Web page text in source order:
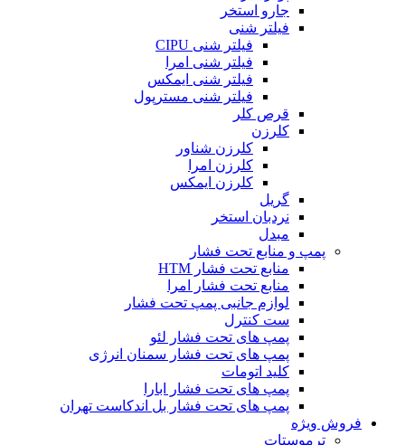
جارو استخر
فیلتر شنی
فیلتر شنی CIPU
فیلتر شنی امرا
فیلتر شنی ایمکس
فیلتر شنی مسترپول
قرص کلر
کلرزن
کلرزن شناور
کلرزن امرا
کلرزن ایمکس
گریل
نردبان استخر
مبدل
پمپ و منابع تحت فشار
منابع تحت فشار HTM‎
منابع تحت فشار امرا
لوازم جانبی پمپ تحت فشار
ست کنترل
پمپ های تحت فشار لئو
پمپ های تحت فشار سمنان انرژی
کلید اتومات
پمپ های تحت فشار ابارا
پمپ های تحت فشار بل اندکاست تهران
فروش ویژه
ترموستات